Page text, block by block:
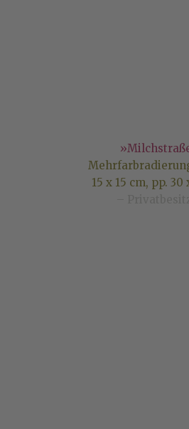
15 x 15 cm, pp. 30